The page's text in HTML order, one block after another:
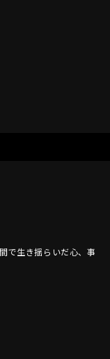
で生き揺らいだ心、事